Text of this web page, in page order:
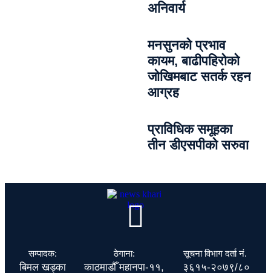
अनिवार्य
मनसुनको प्रभाव
कायम, बाढीपहिरोको
जोखिमबाट सतर्क रहन
आग्रह
प्राविधिक समूहका
तीन डीएसपीको सरुवा
सम्पादक:
बिमल खड्का
ठेगाना:
काठमाडौँ महानपा-११,
सूचना विभाग दर्ता नं.
३६१५-२०७९/८०